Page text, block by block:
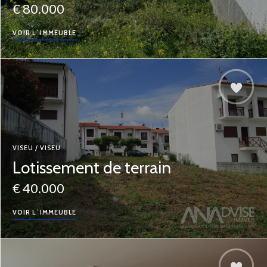
€ 80.000
VOIR L´IMMEUBLE
VISEU / VISEU
Lotissement de terrain
€ 40.000
VOIR L´IMMEUBLE